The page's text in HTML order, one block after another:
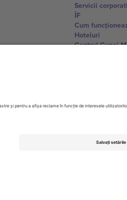
Servicii
ÎF
Cum
Hoteluri
Centrul Cupei